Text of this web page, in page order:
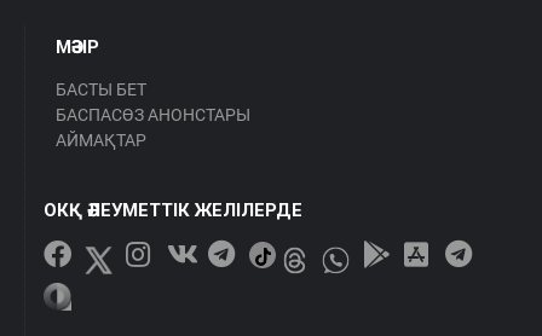
МӘЗІР
БАСТЫ БЕТ
БАСПАСӨЗ АНОНСТАРЫ
АЙМАҚТАР
ОКҚ ӘЛЕУМЕТТІК ЖЕЛІЛЕРДЕ